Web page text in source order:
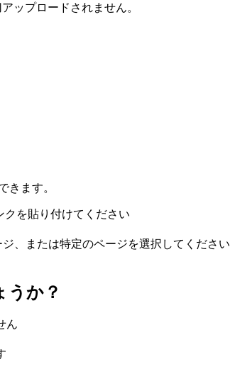
ップロードされません。
きます。
クを貼り付けてください
、または特定のページを選択してください
うか？
ん